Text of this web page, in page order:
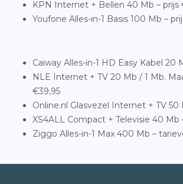
KPN Internet + Bellen 40 Mb – prijs
Youfone Alles-in-1 Basis 100 Mb –
Caiway Alles-in-1 HD Easy Kabel 20
NLE Internet + TV 20 Mb / 1 Mb.
€39,95
Online.nl Glasvezel Internet + TV 50
XS4ALL Compact + Televisie 40 Mb
Ziggo Alles-in-1 Max 400 Mb –